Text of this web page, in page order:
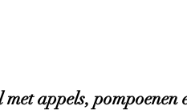
appels, pompoenen